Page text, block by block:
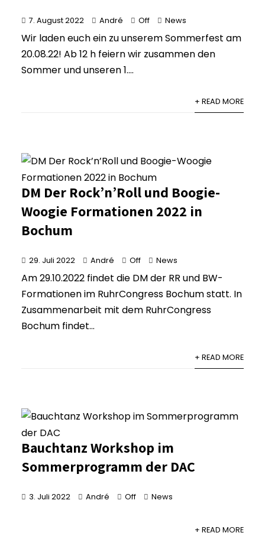
7. August 2022 André Off News
Wir laden euch ein zu unserem Sommerfest am
20.08.22! Ab 12 h feiern wir zusammen den
Sommer und unseren 1....
+ READ MORE
DM Der Rock’n’Roll und Boogie-
Woogie Formationen 2022 in
Bochum
29. Juli 2022 André Off News
Am 29.10.2022 findet die DM der RR und BW-
Formationen im RuhrCongress Bochum statt. In
Zusammenarbeit mit dem RuhrCongress
Bochum findet...
+ READ MORE
Bauchtanz Workshop im
Sommerprogramm der DAC
3. Juli 2022 André Off News
+ READ MORE